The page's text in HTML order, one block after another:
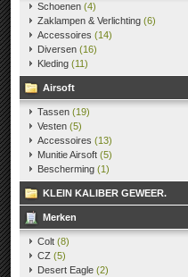
Schoenen (4)
Zaklampen & Verlichting (6)
Accessoires (14)
Diversen (16)
Kleding (11)
Airsoft
Tassen (19)
Vesten (5)
Accessoires (13)
Munitie Airsoft (5)
Bescherming (1)
KLEIN KALIBER GEWEER.
Merken
Colt (8)
CZ (5)
Desert Eagle (2)